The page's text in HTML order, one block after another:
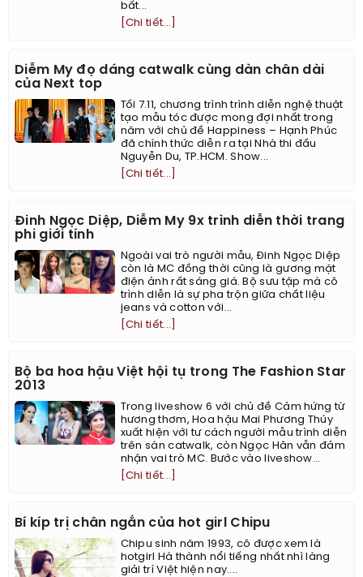
bất...
[Chi tiết...]
Diễm My đọ dáng catwalk cùng dàn chân dài
của Next top
Tối 7.11, chương trình trình diễn nghệ thuật
tạo mẫu tóc được mong đợi nhất trong
năm với chủ đề Happiness – Hạnh Phúc
đã chính thức diễn ra tại Nhà thi đấu
Nguyễn Du, TP.HCM. Show...
[Chi tiết...]
Đinh Ngọc Diệp, Diễm My 9x trình diễn thời trang
phi giới tính
Ngoài vai trò người mẫu, Đinh Ngọc Diệp
còn là MC đồng thời cũng là gương mặt
điện ảnh rất sáng giá. Bộ sưu tập mà cô
trình diễn là sự pha trộn giữa chất liệu
jeans và cotton với...
[Chi tiết...]
Bộ ba hoa hậu Việt hội tụ trong The Fashion Star
2013
Trong liveshow 6 với chủ đề Cảm hứng từ
hương thơm, Hoa hậu Mai Phương Thúy
xuất hiện với tư cách người mẫu trình diễn
trên sàn catwalk, còn Ngọc Hân vẫn đảm
nhận vai trò MC. Bước vào liveshow...
[Chi tiết...]
Bí kíp trị chân ngắn của hot girl Chipu
Chipu sinh năm 1993, cô được xem là
hotgirl Hà thành nổi tiếng nhất nhì làng
giải trí Việt hiện nay....